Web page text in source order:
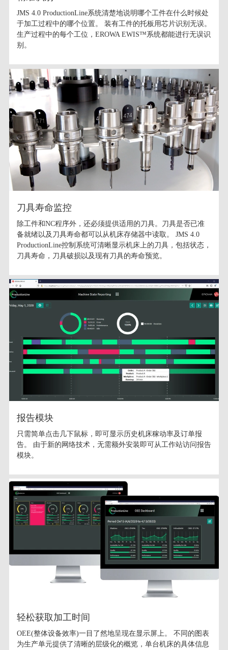
JMS 4.0 ProductionLine系统清楚地说明哪个工件在什么时候处
于加工过程中的哪个位置。 装有工件的托板用芯片识别无误。
生产过程中的每个工位，EROWA EWIS™系统都能进行无误识
别。
刀具寿命监控
除工件和NC程序外，还必须提供适用的刀具。刀具是否已准
备就绪以及刀具寿命都可以从机床存储器中读取。 JMS 4.0
ProductionLine控制系统可清晰显示机床上的刀具，包括状态，
刀具寿命，刀具破损以及现有刀具的寿命预览。
报告模块
只需简单点击几下鼠标，即可显示历史机床稼动率及订单报
告。 由于新的网络技术，无需额外安装即可从工作站访问报告
模块。
轻松获取加工时间
OEE(整体设备效率)一目了然地呈现在显示屏上。 不同的图表
为生产单元提供了清晰的层级化的概览，单台机床的具体信息